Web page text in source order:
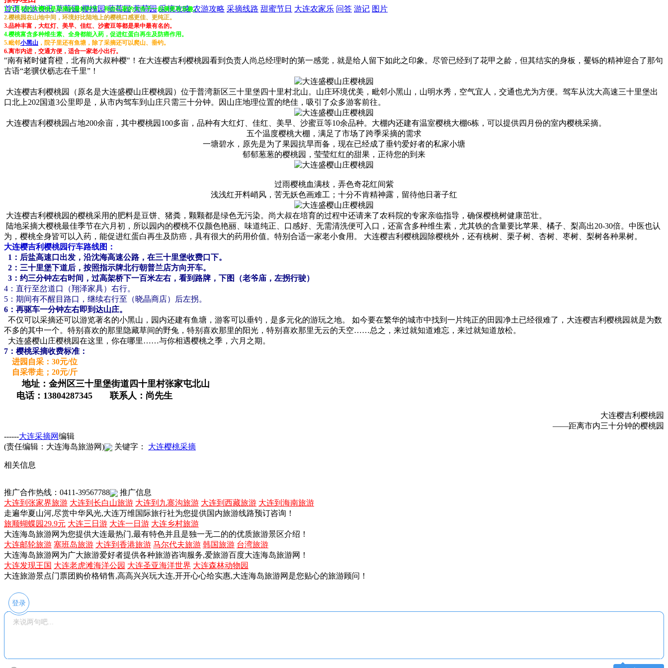
首页 农游资讯 草莓园 樱桃园 蓝莓园 葡萄园 采摘攻略 农游攻略 采摘线路 甜蜜节日 大连农家乐 问答 游记 图片
1.六月初的大樱桃是采摘的最好时节，和自己家的大杏子一起摘更有乐趣。
2.樱桃园在山地中间，环境好比陆地上的樱桃口感更佳、更纯正。
3.品种丰富，大红灯、美早、佳红、沙蜜豆等都是果中最有名的。
4.樱桃富含多种维生素、全身都能入药，促进红蛋白再生及防癌作用。
5.毗邻小黑山 ，院子里还有鱼塘，除了采摘还可以爬山、垂钓。
6.离市内进，交通方便，适合一家老小出行。
"南有褚时健育橙，北有尚大叔种樱"！在大连樱吉利樱桃园看到负责人尚总经理时的第一感觉，就是给人留下如此之印象。尽管已经到了花甲之龄，但其结实的身板，矍铄的精神迎合了那句
古语“老骥伏枥志在千里”！
大连樱吉利樱桃园（原名是大连盛樱山庄樱桃园）位于普湾新区三十里堡四十里村北山。山庄环境优美，毗邻小黑山，山明水秀，空气宜人，交通也尤为方便。驾车从沈大高速三十里堡出
口北上202国道3公里即是，从市内驾车到山庄只需三十分钟。因山庄地理位置的绝佳，吸引了众多游客前往。
大连樱吉利樱桃园占地200余亩，其中樱桃园100多亩，品种有大红灯、佳红、美早、沙蜜豆等10余品种。大棚内还建有温室樱桃大棚6栋，可以提供四月份的室内樱桃采摘。
五个温度樱桃大棚，满足了市场了跨季采摘的需求
一塘碧水，原先是为了果园抗旱而备，现在已经成了垂钓爱好者的私家小塘
郁郁葱葱的樱桃园，莹莹红红的甜果，正待您的到来
过雨樱桃血满枝，弄色奇花红间紫
浅浅红开料峭风，苦无妖色画难工；十分不肯精神露，留待他日著子红
大连樱吉利樱桃园的樱桃采用的肥料是豆饼、猪粪，颗颗都是绿色无污染。尚大叔在培育的过程中还请来了农科院的专家亲临指导，确保樱桃树健康茁壮。
陆地采摘大樱桃最佳季节在六月初，所以园内的樱桃不仅颜色艳丽、味道纯正、口感好、无需清洗便可入口，还富含多种维生素，尤其铁的含量要比苹果、橘子、梨高出20-30倍。中医也认
为，樱桃全身皆可以入药，能促进红蛋白再生及防癌，具有很大的药用价值。特别合适一家老小食用。 大连樱吉利樱桃园除樱桃外，还有桃树、栗子树、杏树、枣树、梨树各种果树。
大连樱吉利樱桃园行车路线图：
1：后盐高速口出发，沿沈海高速公路，在三十里堡收费口下。
2：三十里堡下道后，按照指示牌北行朝普兰店方向开车。
3：约三分钟左右时间，过高架桥下一百米左右，看到路牌，下图（老爷庙，左拐行驶）
4：直行至岔道口（翔泽家具）右行。
5：期间有不醒目路口，继续右行至（晓晶商店）后左拐。
6：再驱车一分钟左右即到达山庄。
不仅可以采摘还可以游览著名的小黑山，园内还建有鱼塘，游客可以垂钓，是多元化的游玩之地。 如今要在繁华的城市中找到一片纯正的田园净土已经很难了，大连樱吉利樱桃园就是为数
不多的其中一个。特别喜欢的那里隐藏草间的野兔，特别喜欢那里的阳光，特别喜欢那里无云的天空……总之，来过就知道难忘，来过就知道放松。
大连盛樱山庄樱桃园在这里，你在哪里……与你相遇樱桃之季，六月之期。
7：樱桃采摘收费标准：
进园自采：30元/位
自采带走；20元/斤
地址：金州区三十里堡街道四十里村张家屯北山
电话：13804287345 联系人：尚先生
大连樱吉利樱桃园
——距离市内三十分钟的樱桃园
------大连采摘网编辑
(责任编辑：大连海岛旅游网)
关键字： 大连樱桃采摘
相关信息
推广合作热线：0411-39567788
推广信息
大连到张家界旅游 大连到长白山旅游 大连到九寨沟旅游 大连到西藏旅游 大连到海南旅游
走遍华夏山河,尽赏中华风光,大连万维国际旅行社为您提供国内旅游线路预订咨询！
旅顺蝴蝶园29.9元 大连三日游 大连一日游 大连乡村旅游
大连海岛旅游网为您提供大连最热门,最有特色并且是独一无二的的优质旅游景区介绍！
大连邮轮旅游 塞班岛旅游 大连到香港旅游 马尔代夫旅游 韩国旅游 台湾旅游
大连海岛旅游网为广大旅游爱好者提供各种旅游咨询服务,爱旅游百度大连海岛旅游网！
大连发现王国 大连老虎滩海洋公园 大连圣亚海洋世界 大连森林动物园
大连旅游景点门票团购价格销售,高高兴兴玩大连,开开心心给实惠,大连海岛旅游网是您贴心的旅游顾问！
登录